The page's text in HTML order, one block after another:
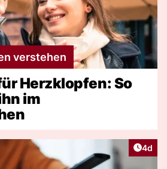
verstehen
Herzklopfen: So
im
4d